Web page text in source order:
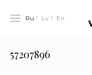
Ru Lv En
57207896